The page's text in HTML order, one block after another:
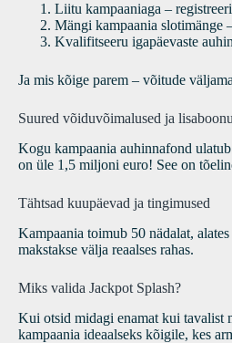
Liitu kampaaniaga –
Mängi kampaania slotimänge
Kvalifitseeru igapäevaste
Ja mis kõige parem – võitude
Suured võiduvõimalused ja
Kogu kampaania auhinnafond
on üle 1,5 miljoni euro! See on
Tähtsad kuupäevad ja tingimused
Kampaania toimub 50 nädalat,
makstakse välja reaalses rahas.
Miks valida Jackpot Splash?
Kui otsid midagi enamat kui tavalist
kampaania ideaalseks kõigile, kes